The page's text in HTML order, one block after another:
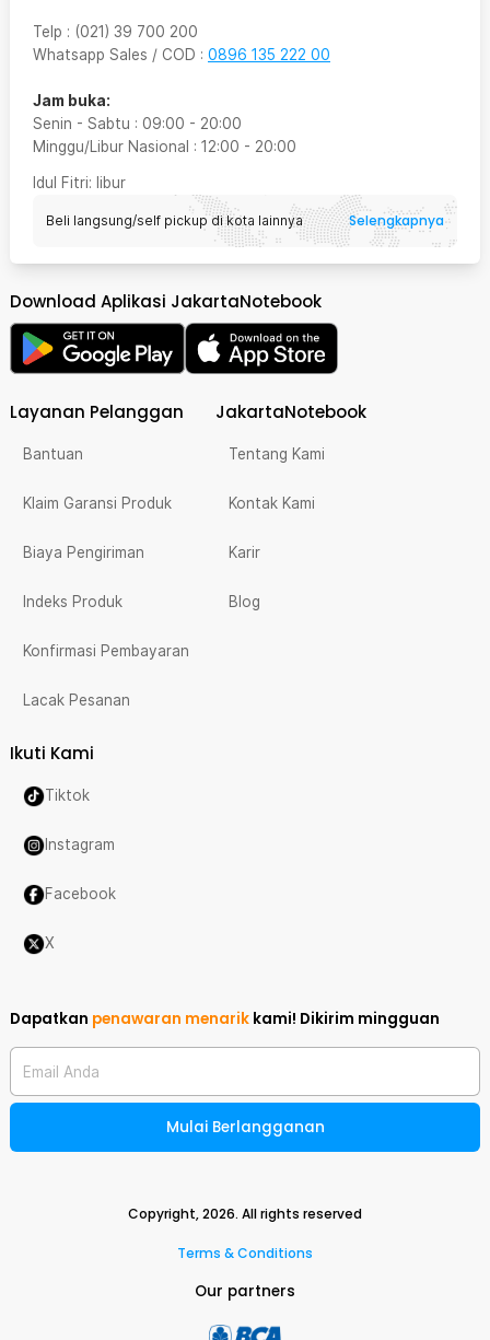
Telp : (021) 39 700 200
Whatsapp Sales / COD : 0896 135 222 00
Jam buka:
Senin - Sabtu : 09:00 - 20:00
Minggu/Libur Nasional : 12:00 - 20:00
Idul Fitri: libur
Beli langsung/self pickup di kota lainnya Selengkapnya
Download Aplikasi JakartaNotebook
Layanan Pelanggan
Bantuan
Klaim Garansi Produk
Biaya Pengiriman
Indeks Produk
Konfirmasi Pembayaran
Lacak Pesanan
JakartaNotebook
Tentang Kami
Kontak Kami
Karir
Blog
Ikuti Kami
Tiktok
Instagram
Facebook
X
Dapatkan penawaran menarik kami! Dikirim mingguan
Email Anda
Mulai Berlangganan
Copyright,2026. All rights reserved
Terms & Conditions
Our partners